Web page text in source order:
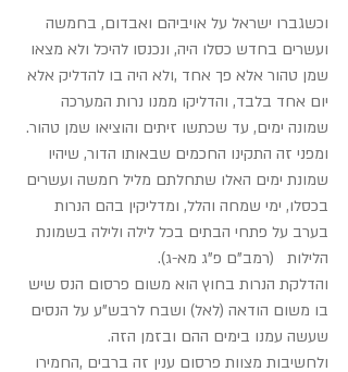
וכשגברו ישראל על אויביהם ואבדום, בחמשה
ועשרים בחדש כסלו היה, ונכנסו להיכל ולא מצאו
שמן טהור אלא פך אחד ,ולא היה בו להדליק אלא
יום אחד בלבד, והדליקו ממנו נרות המערכה
שמונה ימים, עד שכתשו זיתים והוציאו שמן טהור.
ומפני זה התקינו החכמים שבאותו הדור, שיהיו
שמונת ימים האלו שתחלתם מליל חמשה ועשרים
בכסלו, ימי שמחה והלל, ומדליקין בהם הנרות
בערב על פתחי הבתים בכל לילה ולילה בשמונת
הלילות   (רמב"ם פ"ג מא-ג).
והדלקת הנרות בחוץ הוא משום פרסום הנס שיש
בו משום הודאה (לאל) ושבח לרבש"ע על הנסים
שעשה עמנו בימים ההם ובזמן הזה.
ולחשיבות מצוות פרסום ענין זה ברבים ,החמירו